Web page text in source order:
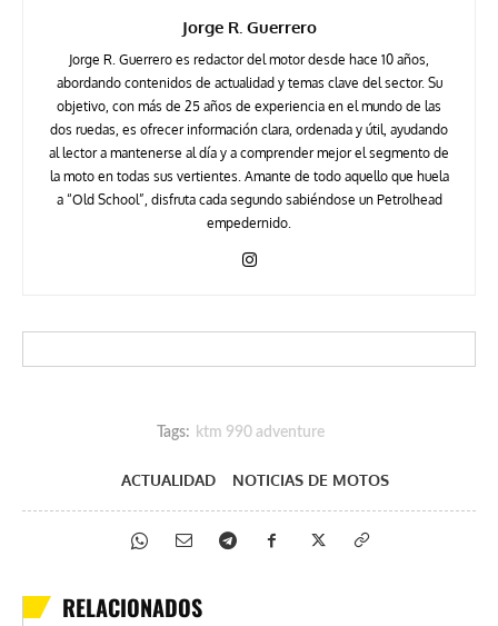
Jorge R. Guerrero
Jorge R. Guerrero es redactor del motor desde hace 10 años,
abordando contenidos de actualidad y temas clave del sector. Su
objetivo, con más de 25 años de experiencia en el mundo de las
dos ruedas, es ofrecer información clara, ordenada y útil, ayudando
al lector a mantenerse al día y a comprender mejor el segmento de
la moto en todas sus vertientes. Amante de todo aquello que huela
a “Old School”, disfruta cada segundo sabiéndose un Petrolhead
empedernido.
Tags: ktm 990 adventure
ACTUALIDAD NOTICIAS DE MOTOS
RELACIONADOS